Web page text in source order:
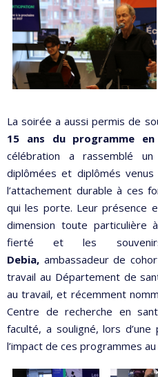
La soirée a aussi permis de
15 ans du programme
célébration a rassemblé
diplômées et diplômés
l’attachement durable à ces
qui les porte. Leur présence
dimension toute particulière
fierté et les
Debia, ambassadeur de
travail au Département de
au travail, et récemment
Centre de recherche en
faculté, a souligné, lors
l’impact de ces programmes